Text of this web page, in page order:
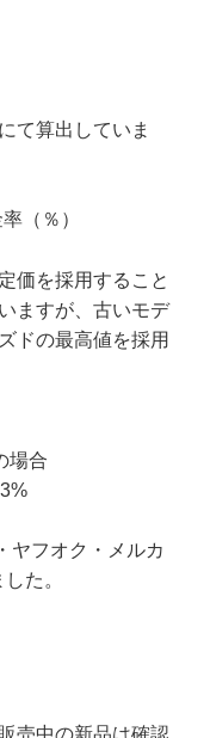
て算出していま
（％）
価を採用すること
ますが、古いモデ
ドの最高値を採用
場合
ヤフオク・メルカ
た。